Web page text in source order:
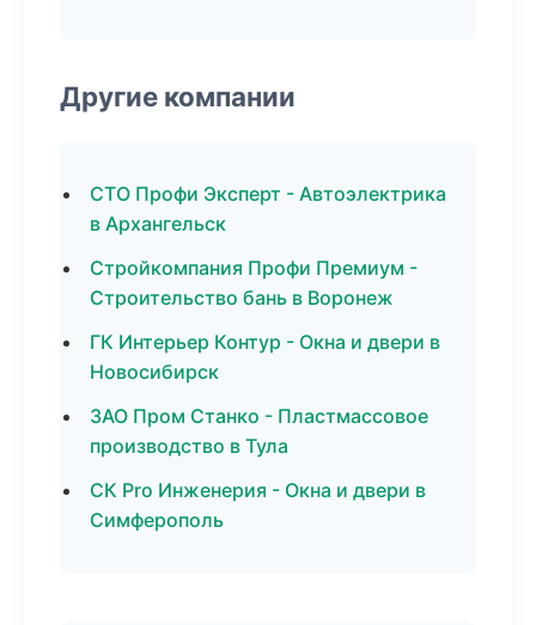
Другие компании
СТО Профи Эксперт - Автоэлектрика
в Архангельск
Стройкомпания Профи Премиум -
Строительство бань в Воронеж
ГК Интерьер Контур - Окна и двери в
Новосибирск
ЗАО Пром Станко - Пластмассовое
производство в Тула
СК Pro Инженерия - Окна и двери в
Симферополь